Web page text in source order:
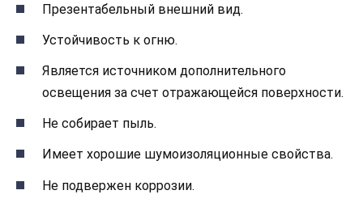
Презентабельный внешний вид.
Устойчивость к огню.
Является источником дополнительного
освещения за счет отражающейся поверхности.
Не собирает пыль.
Имеет хорошие шумоизоляционные свойства.
Не подвержен коррозии.